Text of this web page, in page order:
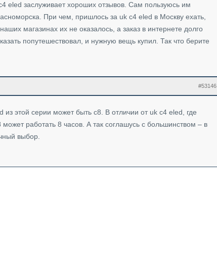
заслуживает хороших отзывов. Сам пользуюсь им
При чем, пришлось за uk c4 eled в Москву ехать,
магазинах их не оказалось, а заказ в интернете долго
попутешествовал, и нужную вещь купил. Так что берите
#53146
этой серии может быть с8. В отличии от uk c4 eled, где
работать 8 часов. А так соглашусь с большинством – в
выбор.